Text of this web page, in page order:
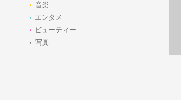
音楽
エンタメ
ビューティー
写真